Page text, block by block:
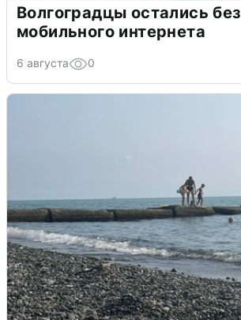
Волгоградцы остались без
мобильного интернета
6 августа 0